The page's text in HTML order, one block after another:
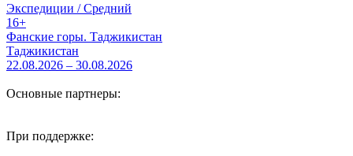
Экспедиции / Средний
16+
Фанские горы. Таджикистан
Таджикистан
22.08.2026 – 30.08.2026
Основные партнеры:
При поддержке: